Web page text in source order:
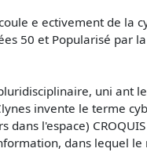
e ectivement de la
50 et Popularisé par
uni ant
invente le terme
l'espace)
dans lequel